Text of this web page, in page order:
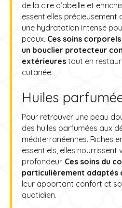
de la cire d’abeille et
essentielles précieusement
une hydratation intense
peaux. Ces soins
un bouclier protecteur
extérieures tout en
cutanée.
Huiles
Pour retrouver une peau
des huiles parfumées aux
méditerranéennes. Riches
essentiels, elles nourrissent
profondeur. Ces soins du
particulièrement adaptés
leur apportant confort et
quotidien.